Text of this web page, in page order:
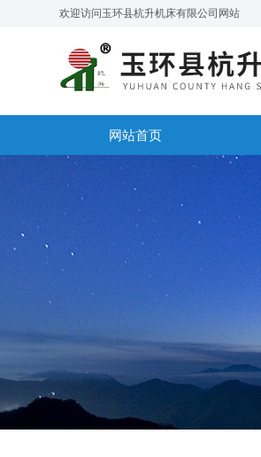
欢迎访问玉环县杭升机床有限公司网站
网站首页